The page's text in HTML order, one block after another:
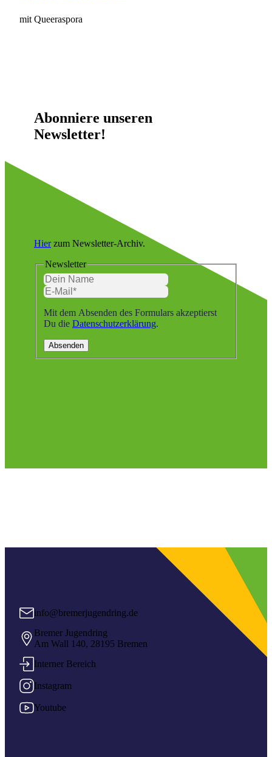
mit Queeraspora
Abonniere unseren
Newsletter!
Hierzum Newsletter-Archiv.
Newsletter
Mit dem Absenden des Formulars akzeptierst
Du die Datenschutzerklärung.
Absenden
info@bremerjugendring.de
Bremer Jugendring
Am Wall 140, 28195 Bremen
Interner Bereich
Instagram
Youtube